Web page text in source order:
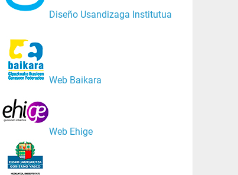
Diseño Usandizaga Institutua
Web Baikara
Web Ehige